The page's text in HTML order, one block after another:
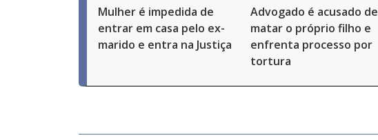
Mulher é impedida de
entrar em casa pelo ex-
marido e entra na Justiça
Advogado é acusado de
matar o próprio filho e
enfrenta processo por
tortura